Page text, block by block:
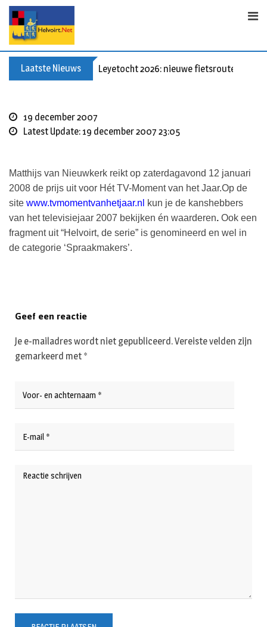
Skip
content
Laatste Nieuws Leyetocht 2026: nieuwe fietsroutes
19 december 2007
Latest Update: 19 december 2007 23:05
Matthijs van Nieuwkerk reikt op zaterdagavond 12 januari
2008 de prijs uit voor Hét TV-Moment van het Jaar.Op de
site www.tvmomentvanhetjaar.nl kun je de kanshebbers
van het televisiejaar 2007 bekijken én waarderen. Ook een
fragment uit “Helvoirt, de serie” is genomineerd en wel in
de categorie ‘Spraakmakers’.
Geef een reactie
Je e-mailadres wordt niet gepubliceerd.Vereiste velden zijn
gemarkeerd met *